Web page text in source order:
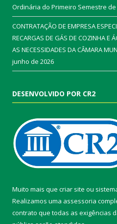
Ordinária do Primeiro Semestre de
CONTRATAÇÃO DE EMPRESA
RECARGAS DE GÁS DE COZINHA E
AS NECESSIDADES DA CÂMARA
junho de 2026
DESENVOLVIDO POR CR2
Muito mais que criar site ou
Realizamos uma assessoria
contrato que todas as exigências